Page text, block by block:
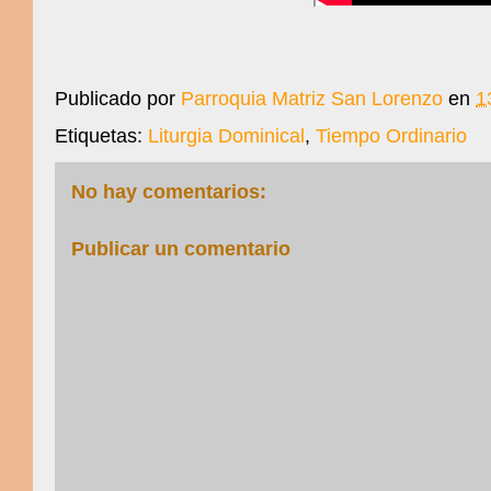
Publicado por Parroquia Matriz San Lorenzo en
Etiquetas: Liturgia Dominical , Tiempo Ordinario
No hay comentarios:
Publicar un comentario